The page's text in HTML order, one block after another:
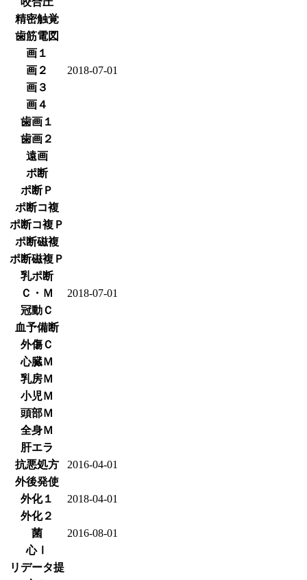
精密触覚
歯筋電図
画１
画２
2018-07-01
画３
画４
歯画１
歯画２
遠画
ポ断
ポ断Ｐ
ポ断コ複
ポ断コ複Ｐ
ポ断磁複
ポ断磁複Ｐ
乳ポ断
Ｃ・Ｍ
2018-07-01
冠動Ｃ
血予備断
外傷Ｃ
心臓Ｍ
乳房Ｍ
小児Ｍ
頭部Ｍ
全身Ｍ
肝エラ
抗悪処方
2016-04-01
外後発使
外化１
2018-04-01
外化２
菌
2016-08-01
心Ⅰ
リデータ提